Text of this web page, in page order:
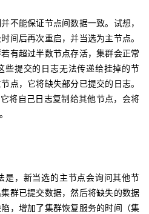
不能保证节点间数据一致。试想，
间后再次重启，并当选为主节点。
有超过半数节点存活，集群会正常
些提交的日志无法传递给挂掉的节
点，它将缺失部分已提交的日志。
将自己日志复制给其他节点，会将
是，新当选的主节点会询问其他节
群已提交数据，然后将缺失的数据
，增加了集群恢复服务的时间（集